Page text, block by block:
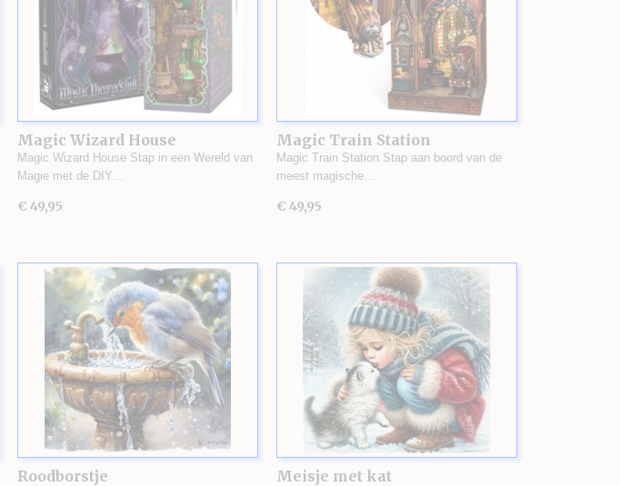
Magic Wizard House
Magic Wizard House Stap in een Wereld van
Magie met de DIY…
€ 49,95
Magic Train Station
Magic Train Station Stap aan boord van de
meest magische…
€ 49,95
Roodborstje Meisje met kat